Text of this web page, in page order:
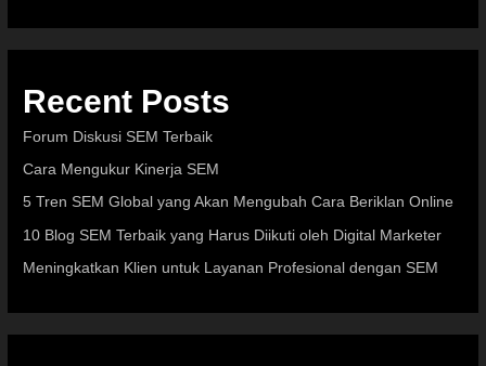
Recent Posts
Forum Diskusi SEM Terbaik
Cara Mengukur Kinerja SEM
5 Tren SEM Global yang Akan Mengubah Cara Beriklan Online
10 Blog SEM Terbaik yang Harus Diikuti oleh Digital Marketer
Meningkatkan Klien untuk Layanan Profesional dengan SEM